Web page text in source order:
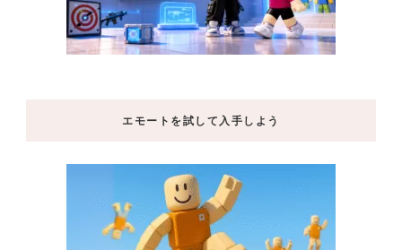
エモートを試して入手しよう